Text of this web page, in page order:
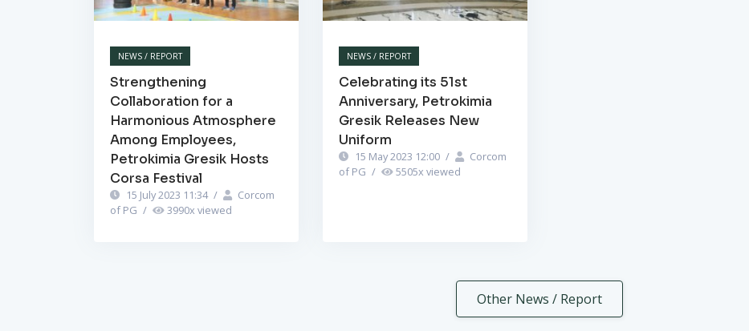
NEWS / REPORT
Strengthening
Collaboration for a
Harmonious Atmosphere
Among Employees,
Petrokimia Gresik Hosts
Corsa Festival
15 July 2023 11:34 /
Corcom
of PG / 3990x viewed
NEWS / REPORT
Celebrating its 51st
Anniversary, Petrokimia
Gresik Releases New
Uniform
15 May 2023 12:00 /
Corcom
of PG / 5505x viewed
Other News / Report